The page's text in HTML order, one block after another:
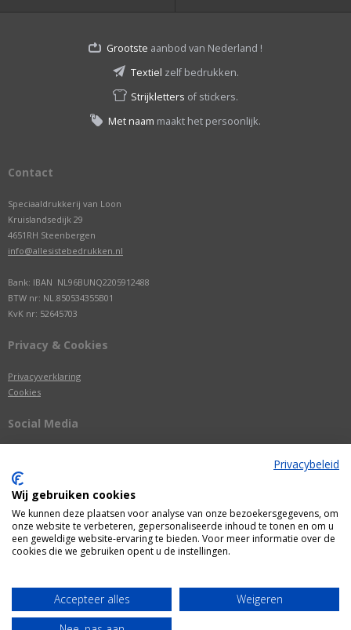
Grootste aanbod van Nederland !
Textiel zelf bedrukken.
Strijkletters of stickers.
Met naam maakt het persoonlijk.
Contact
Speciaaldrukkerij van Loon
Kruislandsedijk 29
4651RH Steenbergen
info@allesistebedrukken.nl
Bank: IBAN NL96BUNQ2205912488
BTW nr: NL.850534355B01
KvK nr: 52645703
Privacy & Cookies
Privacyverklaring
Cookies
Social Media
Webshop door
Privacybeleid
Wij gebruiken cookies
We kunnen deze plaatsen voor analyse van onze bezoekersgegevens, om
onze website te verbeteren, gepersonaliseerde inhoud te tonen en om u
een geweldige website-ervaring te bieden. Voor meer informatie over de
cookies die we gebruiken opent u de instellingen.
Accepteer alles
Weigeren